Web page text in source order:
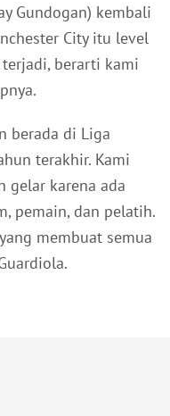
Gundogan) kembali
City itu level
berarti kami
berada di Liga
terakhir. Kami
gelar karena ada
pemain, dan pelatih.
membuat semua